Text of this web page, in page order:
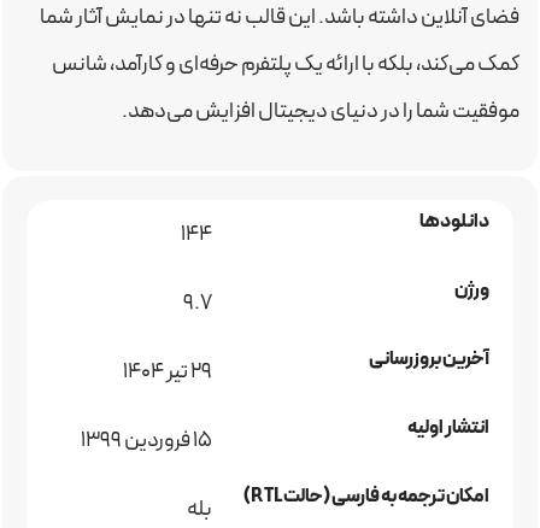
فضای آنلاین داشته باشد. این قالب نه تنها در نمایش آثار شما
کمک می‌کند، بلکه با ارائه یک پلتفرم حرفه‌ای و کارآمد، شانس
موفقیت شما را در دنیای دیجیتال افزایش می‌دهد.
دانلودها 144
ورژن 9.7
آخرین بروزرسانی 29 تیر 1404
انتشار اولیه 15 فروردین 1399
امکان ترجمه به فارسی (حالت RTL) بله